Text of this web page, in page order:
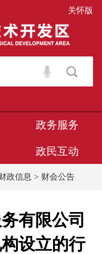
关怀版
政务服务
政民互动
政信息 > 财会公告
有限公司
设立的行